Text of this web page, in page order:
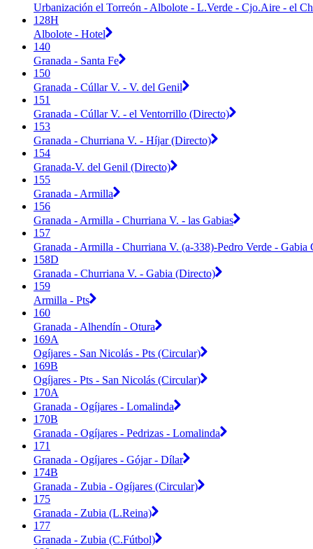
Urbanización el Torreón - Albolote - L.Verde - Cjo.Aire - el
128H
Albolote - Hotel
140
Granada - Santa Fe
150
Granada - Cúllar V. - V. del Genil
151
Granada - Cúllar V. - el Ventorrillo (Directo)
153
Granada - Churriana V. - Híjar (Directo)
154
Granada-V. del Genil (Directo)
155
Granada - Armilla
156
Granada - Armilla - Churriana V. - las Gabias
157
Granada - Armilla - Churriana V. (a-338)-Pedro Verde - Gabia
158D
Granada - Churriana V. - Gabia (Directo)
159
Armilla - Pts
160
Granada - Alhendín - Otura
169A
Ogíjares - San Nicolás - Pts (Circular)
169B
Ogíjares - Pts - San Nicolás (Circular)
170A
Granada - Ogíjares - Lomalinda
170B
Granada - Ogíjares - Pedrizas - Lomalinda
171
Granada - Ogíjares - Gójar - Dílar
174B
Granada - Zubia - Ogíjares (Circular)
175
Granada - Zubia (L.Reina)
177
Granada - Zubia (C.Fútbol)